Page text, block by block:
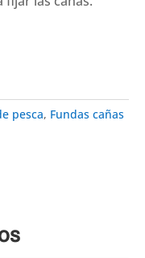
pesca, Fundas cañas